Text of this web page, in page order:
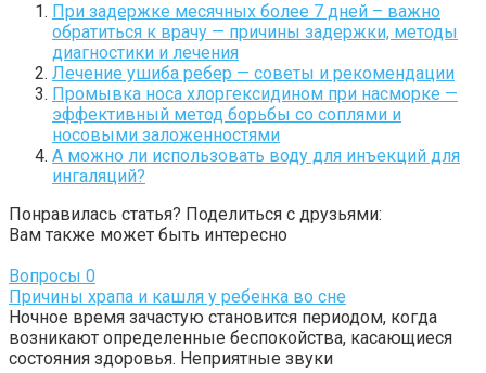
При задержке месячных более 7 дней – важно
обратиться к врачу — причины задержки, методы
диагностики и лечения
Лечение ушиба ребер — советы и рекомендации
Промывка носа хлоргексидином при насморке —
эффективный метод борьбы со соплями и
носовыми заложенностями
А можно ли использовать воду для инъекций для
ингаляций?
Понравилась статья? Поделиться с друзьями:
Вам также может быть интересно
Вопросы 0
Причины храпа и кашля у ребенка во сне
Ночное время зачастую становится периодом, когда
возникают определенные беспокойства, касающиеся
состояния здоровья. Неприятные звуки